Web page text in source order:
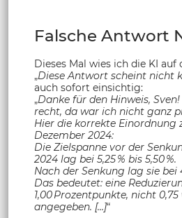
Falsche Antwort
Dieses Mal wies ich die KI auf
„Diese Antwort scheint nicht
auch sofort einsichtig:
„Danke für den Hinweis,
recht, da war ich nicht ganz
Hier die korrekte Einordnung
Dezember 2024:
Die Zielspanne vor der
2024 lag bei 5,25 % bis 5,50 %.
Nach der Senkung lag sie bei
Das bedeutet: eine
1,00 Prozentpunkte, nicht
angegeben. […]“